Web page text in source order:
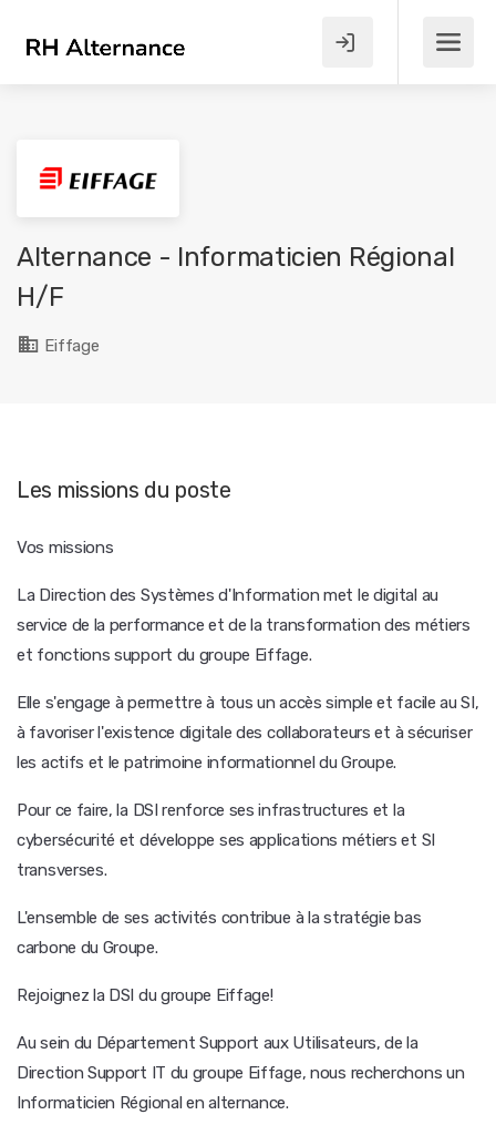
Alternance - Informaticien Régional
H/F
Eiffage
Les missions du poste
Vos missions
La Direction des Systèmes d'Information met le digital au
service de la performance et de la transformation des métiers
et fonctions support du groupe Eiffage.
Elle s'engage à permettre à tous un accès simple et facile au SI,
à favoriser l'existence digitale des collaborateurs et à sécuriser
les actifs et le patrimoine informationnel du Groupe.
Pour ce faire, la DSI renforce ses infrastructures et la
cybersécurité et développe ses applications métiers et SI
transverses.
L'ensemble de ses activités contribue à la stratégie bas
carbone du Groupe.
Rejoignez la DSI du groupe Eiffage!
Au sein du Département Support aux Utilisateurs, de la
Direction Support IT du groupe Eiffage, nous recherchons un
Informaticien Régional en alternance.